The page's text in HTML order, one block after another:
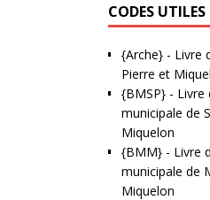
CODES UTILES
{Arche}- Livre
Pierre et
{BMSP}- Livre
municipale de
Miquelon
{BMM}- Livre
municipale de
Miquelon